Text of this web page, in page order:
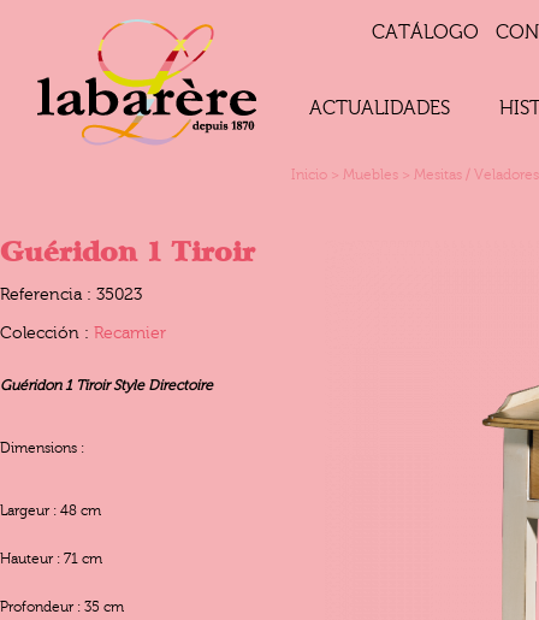
CATÁLOGO
ACTUALIDADES
Inicio > Muebles > Mesitas / Veladores
Guéridon 1 Tiroir
Referencia : 35023
Colección : Recamier
Guéridon 1 Tiroir Style Directoire
Dimensions :
Largeur : 48 cm
Hauteur : 71 cm
Profondeur : 35 cm